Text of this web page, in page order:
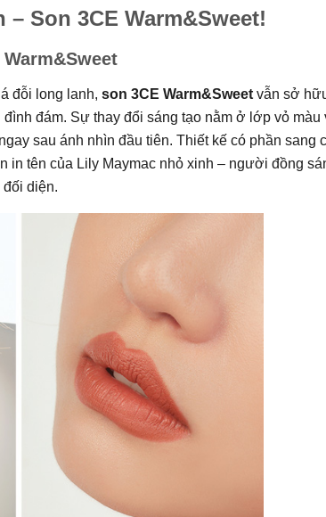
Son 3CE Warm&Sweet!
đỗi long lanh, son 3CE Warm&Sweetvẫn sở
đám. Sự thay đổi sáng tạo nằm ở lớp vỏ màu
sau ánh nhìn đầu tiên. Thiết kế có phần sang
in tên của Lily Maymac nhỏ xinh – người đồng
diện.